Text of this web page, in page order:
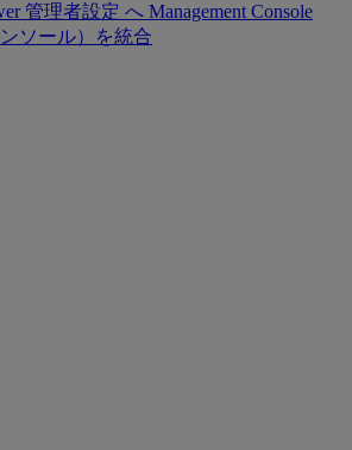
管理者設定 へ Management Console
ンソール）を統合